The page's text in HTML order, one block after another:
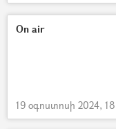
On air
19 օգոստոսի 2024,